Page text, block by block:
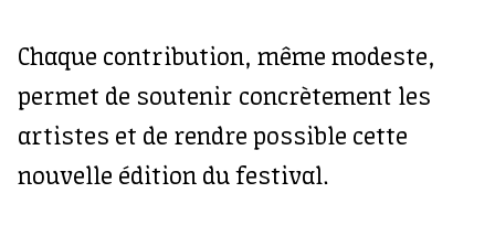
Chaque contribution, même modeste,
permet de soutenir concrètement les
artistes et de rendre possible cette
nouvelle édition du festival.